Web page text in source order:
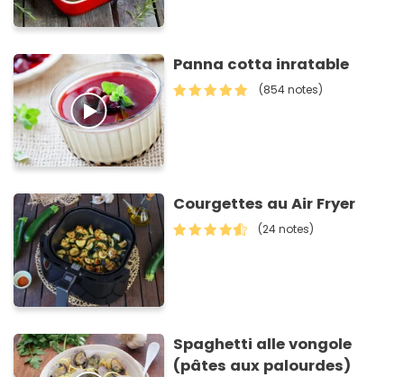
Panna cotta inratable
(854 notes)
Courgettes au Air Fryer
(24 notes)
Spaghetti alle vongole
(pâtes aux palourdes)